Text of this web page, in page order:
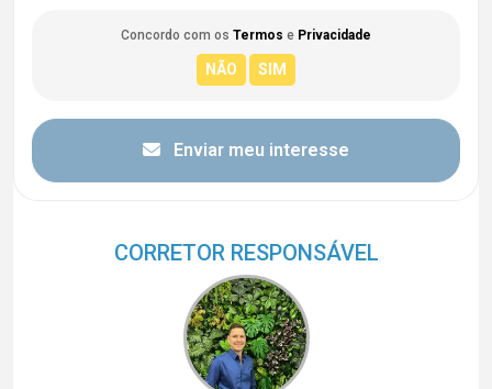
Concordo com os Termos e Privacidade
Enviar meu interesse
CORRETOR RESPONSÁVEL